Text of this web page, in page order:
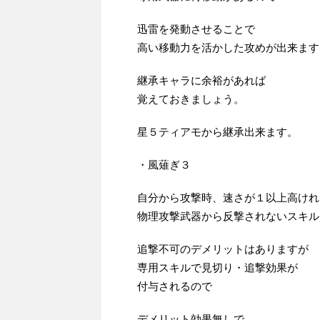
迅雷を発動させることで
高い移動力を活かした攻めが出来ます
継承キャラに余裕があれば
覚えておきましょう。
星５ティアモから継承出来ます。
・風薙ぎ３
自分から攻撃時、速さが１以上高け
物理攻撃武器から反撃されないスキル
追撃不可のデメリットはありますが
専用スキルで見切り・追撃効果が
付与されるので